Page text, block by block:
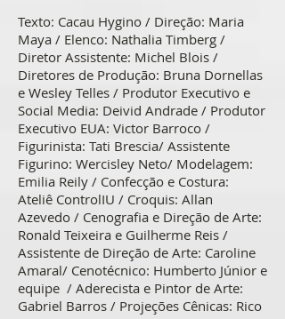
Texto: Cacau Hygino / Direção: Maria
Maya / Elenco: Nathalia Timberg /
Diretor Assistente: Michel Blois /
Diretores de Produção: Bruna Dornellas
e Wesley Telles / Produtor Executivo e
Social Media: Deivid Andrade / Produtor
Executivo EUA: Victor Barroco /
Figurinista: Tati Brescia/ Assistente
Figurino: Wercisley Neto/ Modelagem:
Emilia Reily / Confecção e Costura:
Ateliê ControlIU / Croquis: Allan
Azevedo / Cenografia e Direção de Arte:
Ronald Teixeira e Guilherme Reis /
Assistente de Direção de Arte: Caroline
Amaral/ Cenotécnico: Humberto Júnior e
equipe / Aderecista e Pintor de Arte:
Gabriel Barros / Projeções Cênicas: Rico